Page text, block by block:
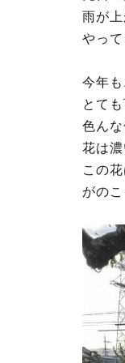
雨が
やって
今年
とて
色ん
花は濃
この
がの